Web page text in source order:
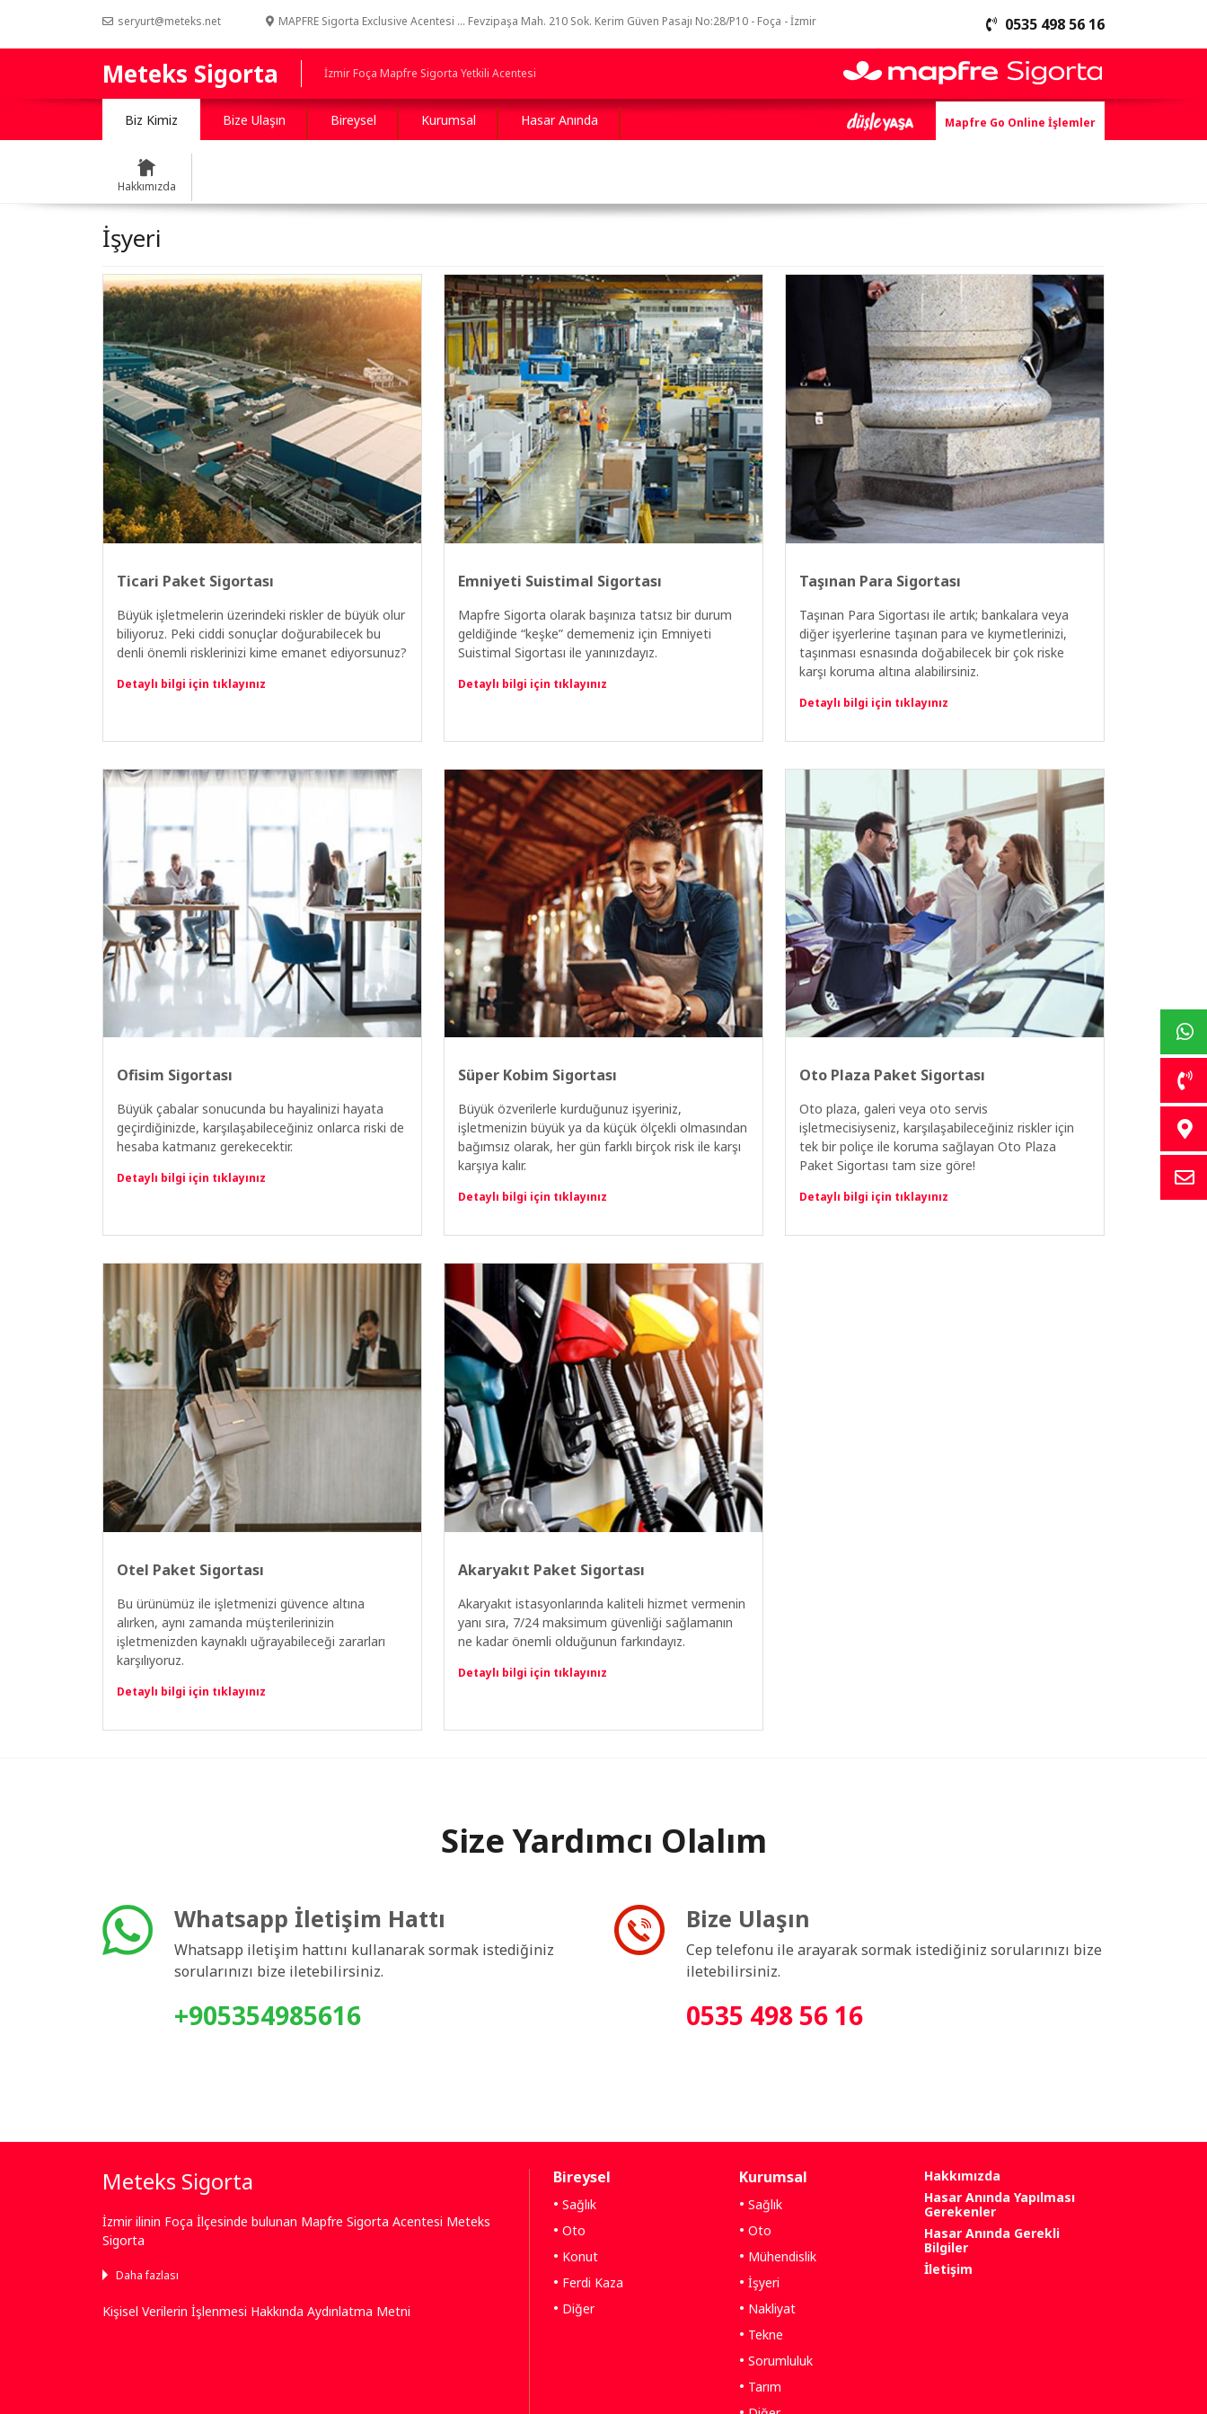
seryurt@meteks.net MAPFRE Sigorta Exclusive Acentesi ... Fevzipaşa Mah. 210 Sok. Kerim Güven Pasajı No:28/P10 - Foça - İzmir 0535 498 56 16
Meteks Sigorta İzmir Foça Mapfre Sigorta Yetkili Acentesi
Biz Kimiz Bize Ulaşın Bireysel Kurumsal Hasar Anında Mapfre Go Online İşlemler
Hakkımızda
İşyeri
Ticari Paket Sigortası
Büyük işletmelerin üzerindeki riskler de büyük olur
biliyoruz. Peki ciddi sonuçlar doğurabilecek bu
denli önemli risklerinizi kime emanet ediyorsunuz?
Detaylı bilgi için tıklayınız
Emniyeti Suistimal Sigortası
Mapfre Sigorta olarak başınıza tatsız bir durum
geldiğinde “keşke” dememeniz için Emniyeti
Suistimal Sigortası ile yanınızdayız.
Detaylı bilgi için tıklayınız
Taşınan Para Sigortası
Taşınan Para Sigortası ile artık; bankalara veya
diğer işyerlerine taşınan para ve kıymetlerinizi,
taşınması esnasında doğabilecek bir çok riske
karşı koruma altına alabilirsiniz.
Detaylı bilgi için tıklayınız
Ofisim Sigortası
Büyük çabalar sonucunda bu hayalinizi hayata
geçirdiğinizde, karşılaşabileceğiniz onlarca riski de
hesaba katmanız gerekecektir.
Detaylı bilgi için tıklayınız
Süper Kobim Sigortası
Büyük özverilerle kurduğunuz işyeriniz,
işletmenizin büyük ya da küçük ölçekli olmasından
bağımsız olarak, her gün farklı birçok risk ile karşı
karşıya kalır.
Detaylı bilgi için tıklayınız
Oto Plaza Paket Sigortası
Oto plaza, galeri veya oto servis
işletmecisiyseniz, karşılaşabileceğiniz riskler için
tek bir poliçe ile koruma sağlayan Oto Plaza
Paket Sigortası tam size göre!
Detaylı bilgi için tıklayınız
Otel Paket Sigortası
Bu ürünümüz ile işletmenizi güvence altına
alırken, aynı zamanda müşterilerinizin
işletmenizden kaynaklı uğrayabileceği zararları
karşılıyoruz.
Detaylı bilgi için tıklayınız
Akaryakıt Paket Sigortası
Akaryakıt istasyonlarında kaliteli hizmet vermenin
yanı sıra, 7/24 maksimum güvenliği sağlamanın
ne kadar önemli olduğunun farkındayız.
Detaylı bilgi için tıklayınız
Size Yardımcı Olalım
Whatsapp İletişim Hattı
Whatsapp iletişim hattını kullanarak sormak istediğiniz
sorularınızı bize iletebilirsiniz.
+905354985616
Bize Ulaşın
Cep telefonu ile arayarak sormak istediğiniz sorularınızı bize
iletebilirsiniz.
0535 498 56 16
Meteks Sigorta
İzmir ilinin Foça İlçesinde bulunan Mapfre Sigorta Acentesi Meteks
Sigorta
Daha fazlası
Kişisel Verilerin İşlenmesi Hakkında Aydınlatma Metni
Bireysel
Sağlık
Oto
Konut
Ferdi Kaza
Diğer
Kurumsal
Sağlık
Oto
Mühendislik
İşyeri
Nakliyat
Tekne
Sorumluluk
Tarım
Hakkımızda
Hasar Anında Yapılması
Gerekenler
Hasar Anında Gerekli
Bilgiler
İletişim